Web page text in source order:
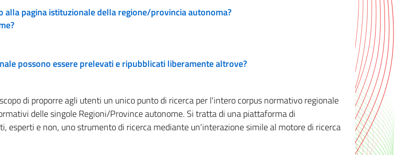
pagina istituzionale della regione/provincia autonoma?
possono essere prelevati e ripubblicati liberamente altrove?
di proporre agli utenti un unico punto di ricerca per l'intero corpus normativo regionale
delle singole Regioni/Province autonome. Si tratta di una piattaforma di
esperti e non, uno strumento di ricerca mediante un'interazione simile al motore di ricerca